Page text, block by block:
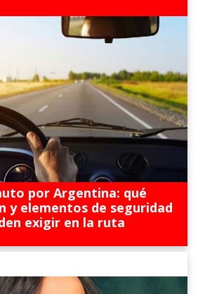
por Argentina: qué
y elementos de seguridad
exigir en la ruta